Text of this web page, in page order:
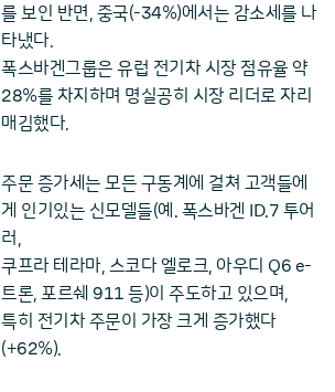
를 보인 반면, 중국(-34%)에서는 감소세를 나
타냈다.
폭스바겐그룹은 유럽 전기차 시장 점유율 약
28%를 차지하며 명실공히 시장 리더로 자리
매김했다.
주문 증가세는 모든 구동계에 걸쳐 고객들에
게 인기있는 신모델들(예. 폭스바겐 ID.7 투어
러,
쿠프라 테라마, 스코다 엘로크, 아우디 Q6 e-
트론, 포르쉐911 등)이 주도하고 있으며,
특히 전기차 주문이 가장 크게 증가했다
(+62%).